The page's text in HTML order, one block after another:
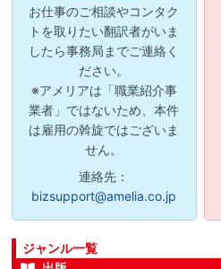
お仕事のご相談やコンタク
トを取りたい翻訳者がいま
したら事務局までご連絡く
ださい。
※アメリアは「職業紹介事
業者」ではないため、本件
は雇用の斡旋ではございま
せん。
連絡先：
bizsupport@amelia.co.jp
ジャンル一覧